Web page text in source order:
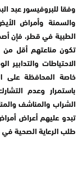
وفقا للبروفيسور عبد
والسمنة وأمراض
الطبية في قطر، فإن
تكون مناعتهم أقل من
الاحتياطات والتدابير
خاصة المحافظة على
باستمرار وعدم
الشراب والمناشف
تبدو عليهم أعراض
طلب الرعاية الصحية